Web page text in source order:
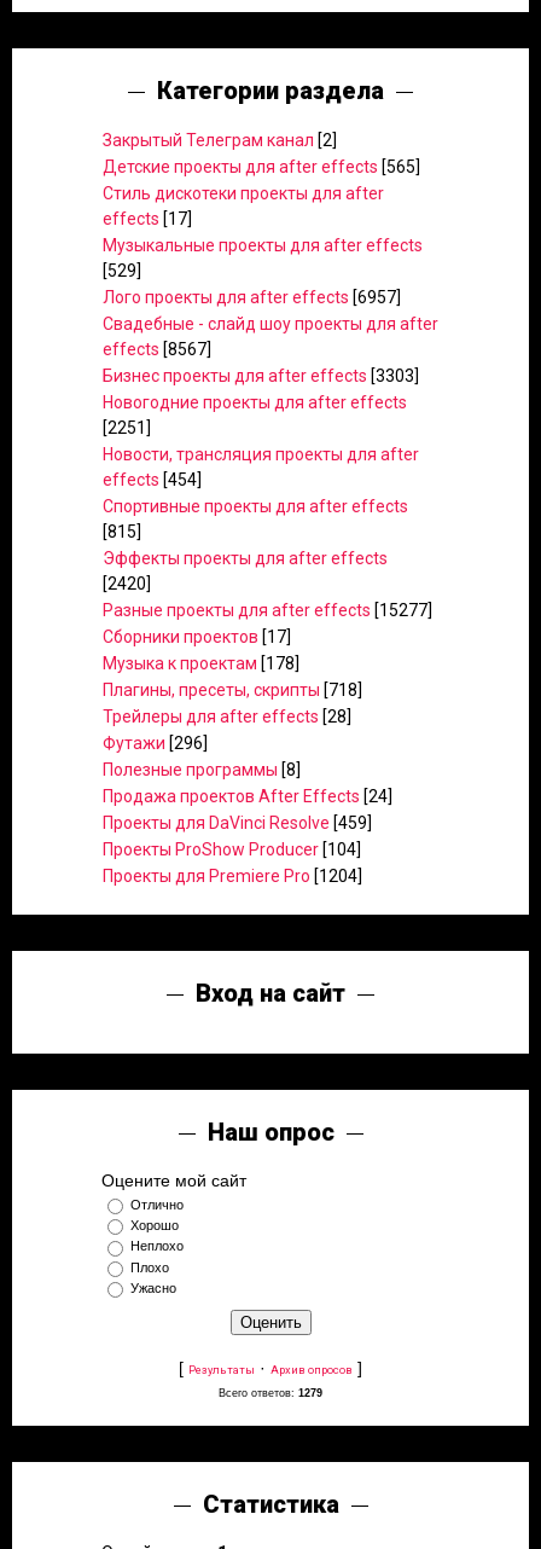
Категории раздела
Закрытый Телеграм канал [2]
Детские проекты для after effects [565]
Стиль дискотеки проекты для after
effects [17]
Музыкальные проекты для after effects
[529]
Лого проекты для after effects [6957]
Свадебные - слайд шоу проекты для after
effects [8567]
Бизнес проекты для after effects [3303]
Новогодние проекты для after effects
[2251]
Новости, трансляция проекты для after
effects [454]
Спортивные проекты для after effects
[815]
Эффекты проекты для after effects
[2420]
Разные проекты для after effects [15277]
Сборники проектов [17]
Музыка к проектам [178]
Плагины, пресеты, скрипты [718]
Трейлеры для after effects [28]
Футажи [296]
Полезные программы [8]
Продажа проектов After Effects [24]
Проекты для DaVinci Resolve [459]
Проекты ProShow Producer [104]
Проекты для Premiere Pro [1204]
Вход на сайт
Наш опрос
Оцените мой сайт
Отлично
Хорошо
Неплохо
Плохо
Ужасно
[ Результаты · Архив опросов ]
Всего ответов: 1279
Статистика